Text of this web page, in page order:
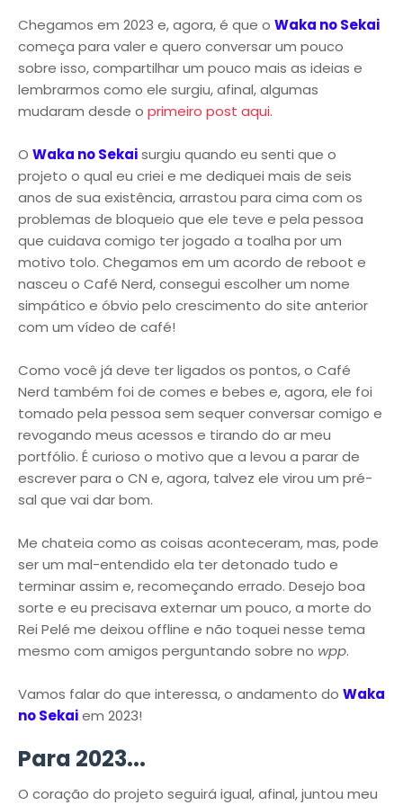
Chegamos em 2023 e, agora, é que o Waka no Sekai
começa para valer e quero conversar um pouco
sobre isso, compartilhar um pouco mais as ideias e
lembrarmos como ele surgiu, afinal, algumas
mudaram desde o primeiro post aqui.
O Waka no Sekaisurgiu quando eu senti que o
projeto o qual eu criei e me dediquei mais de seis
anos de sua existência, arrastou para cima com os
problemas de bloqueio que ele teve e pela pessoa
que cuidava comigo ter jogado a toalha por um
motivo tolo. Chegamos em um acordo de reboot e
nasceu o Café Nerd, consegui escolher um nome
simpático e óbvio pelo crescimento do site anterior
com um vídeo de café!
Como você já deve ter ligados os pontos, o Café
Nerd também foi de comes e bebes e, agora, ele foi
tomado pela pessoa sem sequer conversar comigo e
revogando meus acessos e tirando do ar meu
portfólio. É curioso o motivo que a levou a parar de
escrever para o CN e, agora, talvez ele virou um pré-
sal que vai dar bom.
Me chateia como as coisas aconteceram, mas, pode
ser um mal-entendido ela ter detonado tudo e
terminar assim e, recomeçando errado. Desejo boa
sorte e eu precisava externar um pouco, a morte do
Rei Pelé me deixou offline e não toquei nesse tema
mesmo com amigos perguntando sobre no wpp.
Vamos falar do que interessa, o andamento do Waka
no Sekaiem 2023!
Para 2023...
O coração do projeto seguirá igual, afinal, juntou meu